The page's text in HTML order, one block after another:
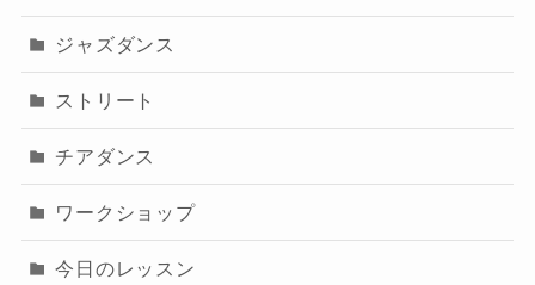
ジャズダンス
ストリート
チアダンス
ワークショップ
今日のレッスン